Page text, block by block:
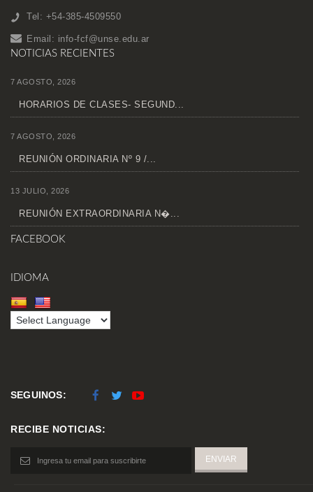
Tel: +54-385-4509550
Email: info-fcf@unse.edu.ar
NOTICIAS RECIENTES
7 AGOSTO, 2026
HORARIOS DE CLASES- SEGUND...
7 AGOSTO, 2026
REUNIÓN ORDINARIA Nº 9 /...
13 JULIO, 2026
REUNIÓN EXTRAORDINARIA N�...
FACEBOOK
IDIOMA
SEGUINOS:
RECIBE NOTICIAS: